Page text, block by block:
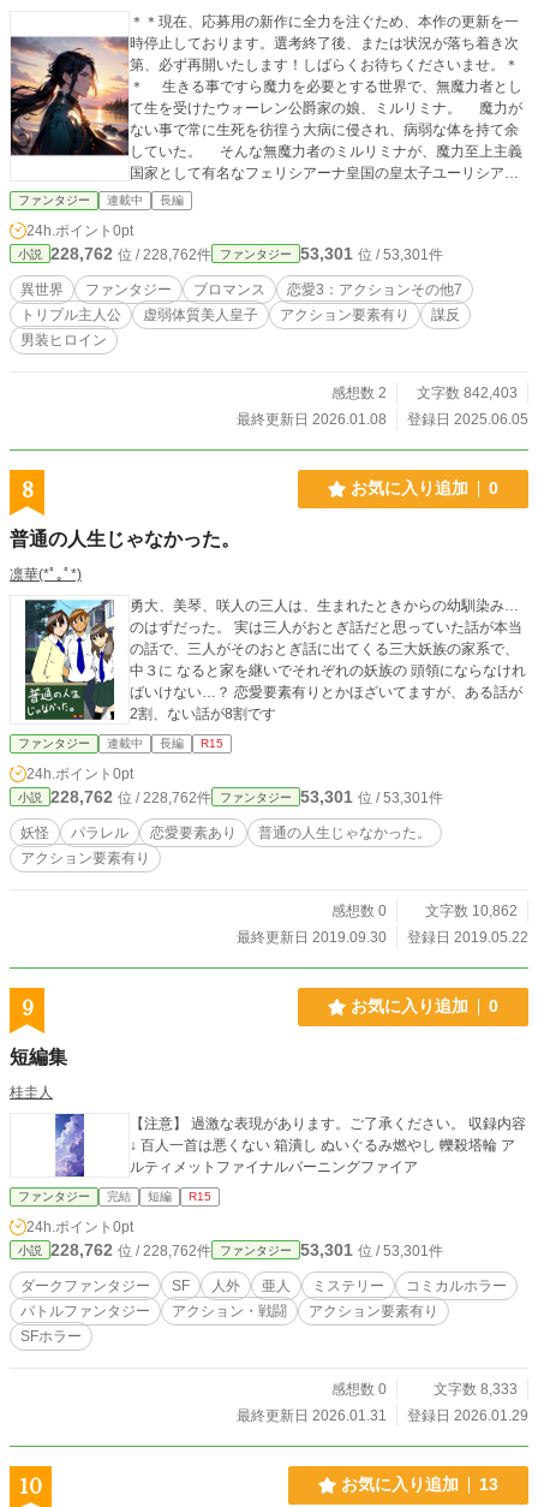
＊＊現在、応募用の新作に全力を注ぐため、本作の更新を一
時停止しております。選考終了後、または状況が落ち着き次
第、必ず再開いたします！しばらくお待ちくださいませ。＊
＊ 生きる事ですら魔力を必要とする世界で、無魔力者とし
て生を受けたウォーレン公爵家の娘、ミルリミナ。 魔力が
ない事で常に生死を彷徨う大病に侵され、病弱な体を持て余
していた。 そんな無魔力者のミルリミナが、魔力至上主義
国家として有名なフェリシアーナ皇国の皇太子ユーリシア＝
フェリシアーナの婚約者に選ばれてしまう。 だが顔合わせ
でミルリミナの良くない噂が本当のことだと知り、皇太子と
不仲に。婚約破棄されるだろうと思っていたが、なぜかその
まま5年の歳月が流れついに婚姻の儀が執り行われることにな
った。 その婚姻の儀の最中、ミルリミナは皇太子を狙った
矢の盾となり命を落とす。 ミルリミナの亡骸の前で、ウォ
ーレン公爵から噂が真実と異なることを聞かされ、己の行い
た。そのままミルリミナの体の中に吸い込まれ、ミルリミナ
は息を吹き返す。 魔力が全くない空っぽの体に聖女リシテ
アの力が宿り、再び生を与えられたのだ。 息を吹き返した
ミルリミナのもとに足繁く通うユーリシア。 ミルリミナに
次第に惹かれていくユーリシアだが、ミルリミナは嬉しく思
う反面、皇太子の盾になって死んだことへの罪悪感と、聖女
子の命を狙った反政府組織「リュシテア」と共に姿を消した
タジー、開幕────。
ファンタジー 連載中 長編
24h.ポイント 0pt
小説 228,762 位 / 228,762件 ファンタジー 53,301 位 / 53,301件
異世界 ファンタジー ブロマンス
恋愛3：アクションその他7
トリプル主人公
虚弱体質美人皇子 アクション要素有り
謀反
男装ヒロイン
感想数 2
文字数 842,403
最終更新日 2026.01.08
登録日 2025.06.05
8 お気に入り追加 0
普通の人生じゃなかった。
凛華(*ﾟ｡ﾟ*)
勇大、美琴、咲人の三人は、生まれたときからの幼馴染み…
のはずだった。 実は三人がおとぎ話だと思っていた話が本当
の話で、三人がそのおとぎ話に出てくる三大妖族の家系で、
中３に なると家を継いでそれぞれの妖族の 頭領にならなけれ
ばいけない…？ 恋愛要素有りとかほざいてますが、ある話が
2割、ない話が8割です
ファンタジー 連載中 長編 R15
24h.ポイント 0pt
小説 228,762 位 / 228,762件 ファンタジー 53,301 位 / 53,301件
妖怪 パラレル 恋愛要素あり
普通の人生じゃなかった。
アクション要素有り
感想数 0
文字数 10,862
最終更新日 2019.09.30
登録日 2019.05.22
9 お気に入り追加 0
短編集
桂圭人
【注意】 過激な表現があります。ご了承ください。 収録内容
↓ 百人一首は悪くない 箱潰し ぬいぐるみ燃やし 轢殺塔輪 ア
ルティメットファイナルバーニングファイア
ファンタジー 完結 短編 R15
24h.ポイント 0pt
小説 228,762 位 / 228,762件 ファンタジー 53,301 位 / 53,301件
ダークファンタジー SF 人外 亜人 ミステリー
コミカルホラー
バトルファンタジー
アクション・戦闘
アクション要素有り
SFホラー
感想数 0
文字数 8,333
最終更新日 2026.01.31
登録日 2026.01.29
10 お気に入り追加 13